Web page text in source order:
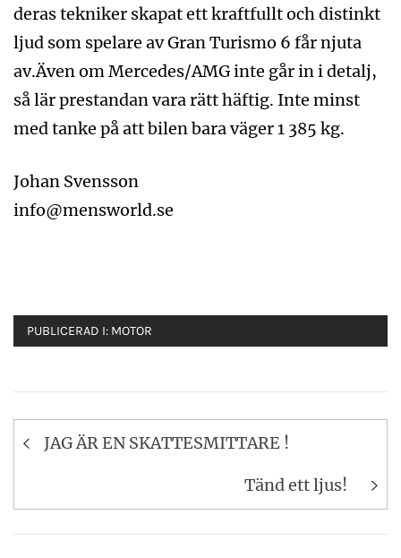
deras tekniker skapat ett kraftfullt och distinkt
ljud som spelare av Gran Turismo 6 får njuta
av.Även om Mercedes/AMG inte går in i detalj,
så lär prestandan vara rätt häftig. Inte minst
med tanke på att bilen bara väger 1 385 kg.
Johan Svensson
info@mensworld.se
PUBLICERAD I: MOTOR
Inläggsnavigering
JAG ÄR EN SKATTESMITTARE !
Tänd ett ljus!